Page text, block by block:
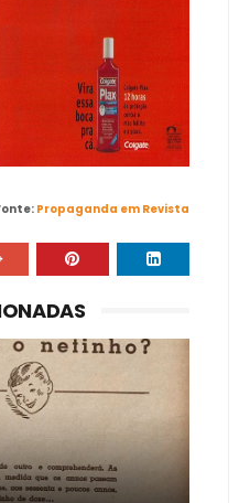
Propaganda em Revista